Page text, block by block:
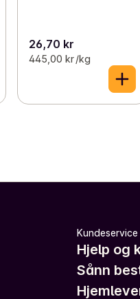
26,70 kr
445,00 kr /kg
Kundeservice
Hjelp og
Sånn